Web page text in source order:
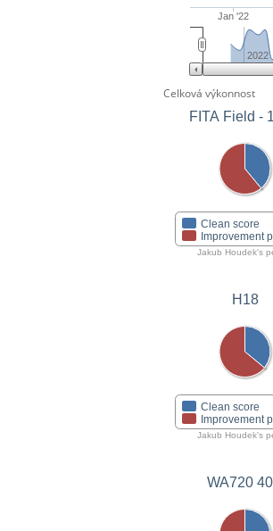
Jan '22
2022
Celková výkonnost
FITA Field -
Clean score
Improvement
Jakub Houdek's
H18
Clean score
Improvement
Jakub Houdek's
WA720